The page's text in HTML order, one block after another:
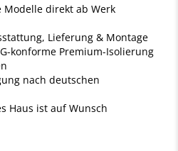
Modelle direkt ab Werk
Lieferung & Montage
konforme Premium-Isolierung
nach deutschen
Haus ist auf Wunsch